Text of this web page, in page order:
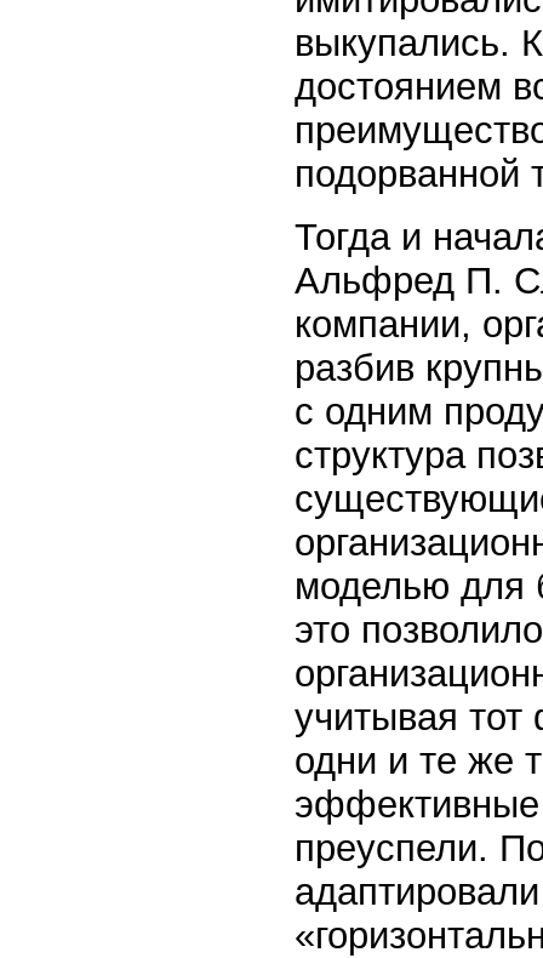
выкупались.
достоянием
подорванной
Тогда и
Альфред П.
компании,
разбив
с одним
структура
моделью для
это
учитывая тот
одни и те же
эффективные
преуспели.